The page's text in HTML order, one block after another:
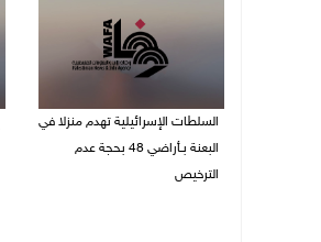
السلطات الإسرائيلية تهدم منزلا في
البعنة بـأراضي 48 بحجة عدم
الترخيص